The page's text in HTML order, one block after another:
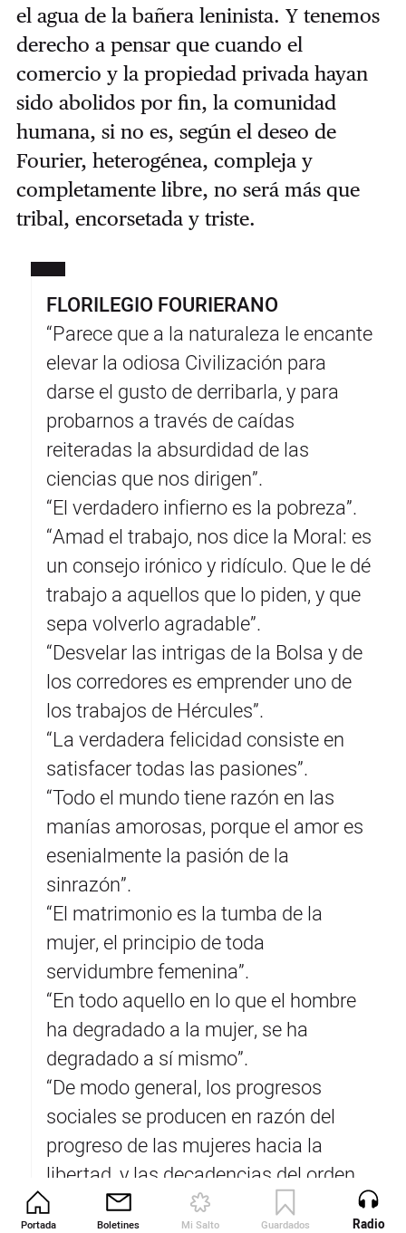
Portada Boletines Mi Salto Guardados Revista
el agua de la bañera leninista. Y tenemos
derecho a pensar que cuando el
comercio y la propiedad privada hayan
sido abolidos por fin, la comunidad
humana, si no es, según el deseo de
Fourier, heterogénea, compleja y
completamente libre, no será más que
tribal, encorsetada y triste.
FLORILEGIO FOURIERANO
“Parece que a la naturaleza le encante
elevar la odiosa Civilización para
darse el gusto de derribarla, y para
probarnos a través de caídas
reiteradas la absurdidad de las
ciencias que nos dirigen”.
“El verdadero infierno es la pobreza”.
“Amad el trabajo, nos dice la Moral: es
un consejo irónico y ridículo. Que le dé
trabajo a aquellos que lo piden, y que
sepa volverlo agradable”.
“Desvelar las intrigas de la Bolsa y de
los corredores es emprender uno de
los trabajos de Hércules”.
“La verdadera felicidad consiste en
satisfacer todas las pasiones”.
“Todo el mundo tiene razón en las
manías amorosas, porque el amor es
esenialmente la pasión de la
sinrazón”.
“El matrimonio es la tumba de la
mujer, el principio de toda
servidumbre femenina”.
“En todo aquello en lo que el hombre
ha degradado a la mujer, se ha
degradado a sí mismo”.
“De modo general, los progresos
sociales se producen en razón del
progreso de las mujeres hacia la
libertad, y las decadencias del orden
social se producen por el
Radio